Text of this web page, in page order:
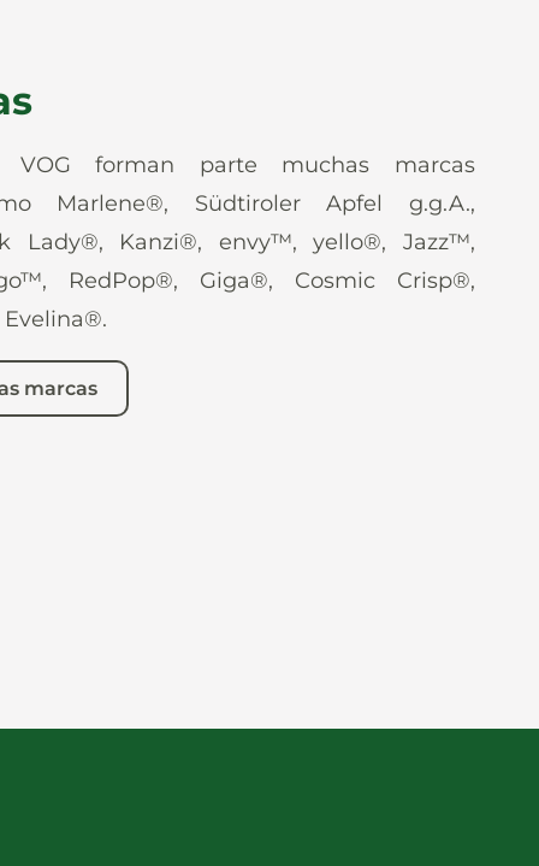
forman parte muchas marcas
Marlene®, Südtiroler Apfel g.g.A.,
Lady®, Kanzi®, envy™, yello®, Jazz™,
RedPop®, Giga®, Cosmic Crisp®,
marcas